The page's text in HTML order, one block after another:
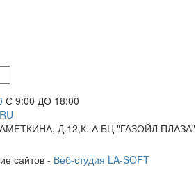
С 9:00 ДО 18:00
Д.12,К. А БЦ "ГАЗОЙЛ ПЛАЗА"
сайтов - Веб-студия LA-SOFT